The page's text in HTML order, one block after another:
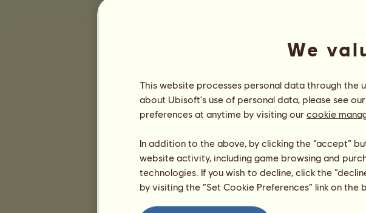
10 32 95 215
klisna 1159,53
We
This website processes personal data through the
about Ubisoft's use of personal data, please see our
preferences at anytime by visiting our cookie
In addition to the above, by clicking the “accept”
website activity, including game browsing and
technologies. If you wish to decline, click the
by visiting the “Set Cookie Preferences” link on